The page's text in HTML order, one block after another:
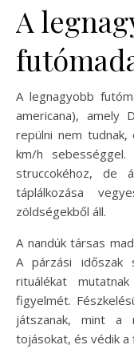
A
A legnagyobb
americana), amely
repülni nem
km/h
struccokéhoz, de
táplálkozása
zöldségekből áll.
A nandúk társas
A párzási időszak
rituálékat
figyelmét.
játszanak, mint a
tojásokat, és védik a